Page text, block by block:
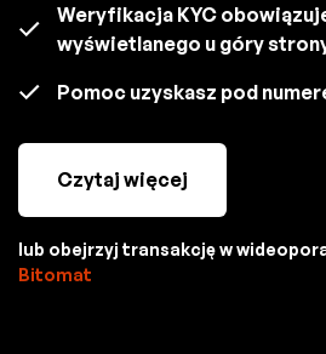
Weryfikacja KYC
wyświetlanego u góry
Pomoc uzyskasz pod
Czytaj więcej
lub obejrzyj transakcję w
Bitomat